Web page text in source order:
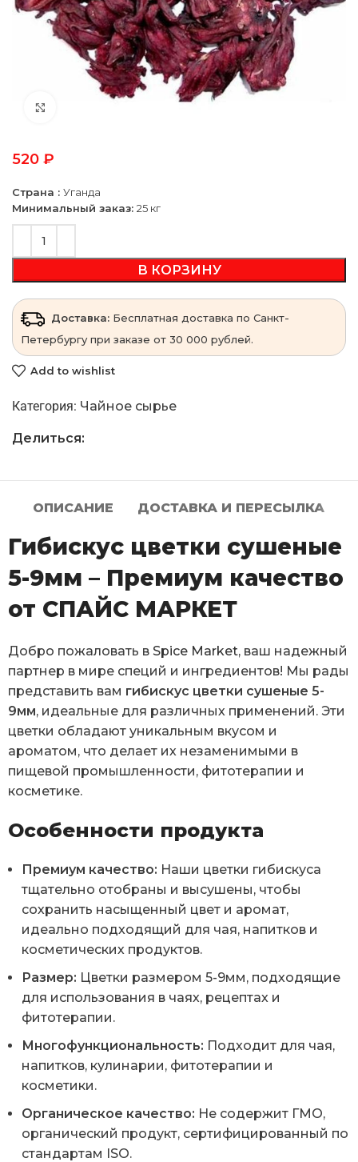
520 ₽
Страна : Уганда
Минимальный заказ: 25 кг
В КОРЗИНУ
Доставка: Бесплатная доставка по Санкт-
Петербургу при заказе от 30 000 рублей.
Add to wishlist
Категория: Чайное сырье
Делиться:
ОПИСАНИЕ ДОСТАВКА И ПЕРЕСЫЛКА
Гибискус цветки сушеные
5-9мм – Премиум качество
от СПАЙС МАРКЕТ
Добро пожаловать в Spice Market, ваш надежный
партнер в мире специй и ингредиентов! Мы рады
представить вам гибискус цветки сушеные 5-
9мм, идеальные для различных применений. Эти
цветки обладают уникальным вкусом и
ароматом, что делает их незаменимыми в
пищевой промышленности, фитотерапии и
косметике.
Особенности продукта
Премиум качество: Наши цветки гибискуса
тщательно отобраны и высушены, чтобы
сохранить насыщенный цвет и аромат,
идеально подходящий для чая, напитков и
косметических продуктов.
Размер: Цветки размером 5-9мм, подходящие
для использования в чаях, рецептах и
фитотерапии.
Многофункциональность: Подходит для чая,
напитков, кулинарии, фитотерапии и
косметики.
Органическое качество: Не содержит ГМО,
органический продукт, сертифицированный по
стандартам ISO.